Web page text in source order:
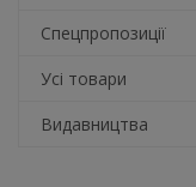
Спецпропозиції
Усі товари
Видавництва